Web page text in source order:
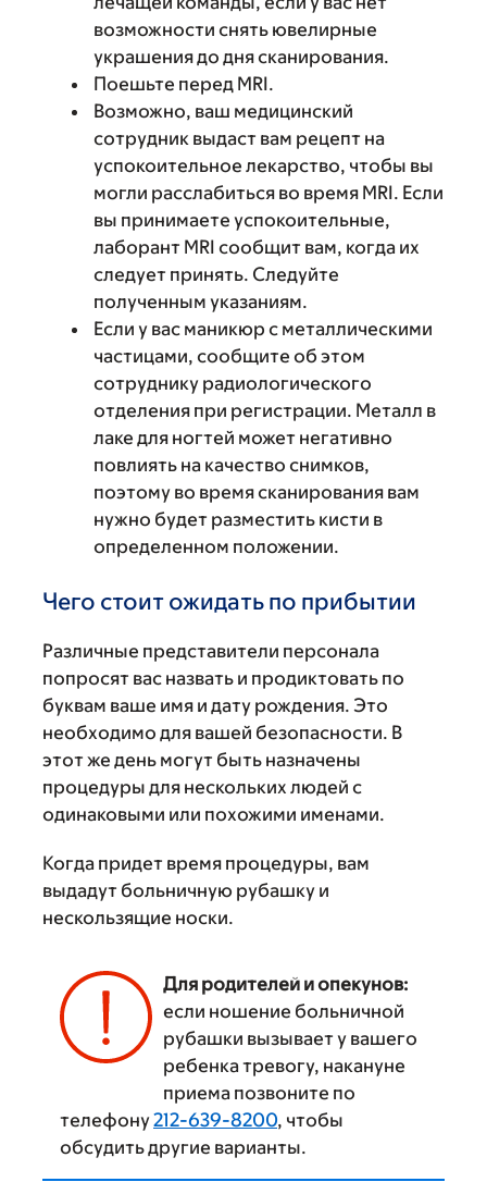
возможности снять ювелирные
украшения до дня сканирования.
Поешьте перед MRI.
Возможно, ваш медицинский
сотрудник выдаст вам рецепт на
успокоительное лекарство, чтобы вы
могли расслабиться во время MRI. Если
вы принимаете успокоительные,
лаборант MRI сообщит вам, когда их
следует принять. Следуйте
полученным указаниям.
Если у вас маникюр с металлическими
частицами, сообщите об этом
сотруднику радиологического
отделения при регистрации. Металл в
лаке для ногтей может негативно
повлиять на качество снимков,
поэтому во время сканирования вам
нужно будет разместить кисти в
определенном положении.
Чего стоит ожидать по прибытии
Различные представители персонала
попросят вас назвать и продиктовать по
буквам ваше имя и дату рождения. Это
необходимо для вашей безопасности. В
этот же день могут быть назначены
процедуры для нескольких людей с
одинаковыми или похожими именами.
Когда придет время процедуры, вам
выдадут больничную рубашку и
нескользящие носки.
Для родителей и опекунов:
если ношение больничной
рубашки вызывает у вашего
ребенка тревогу, накануне
приема позвоните по
телефону212-639-8200, чтобы
обсудить другие варианты.